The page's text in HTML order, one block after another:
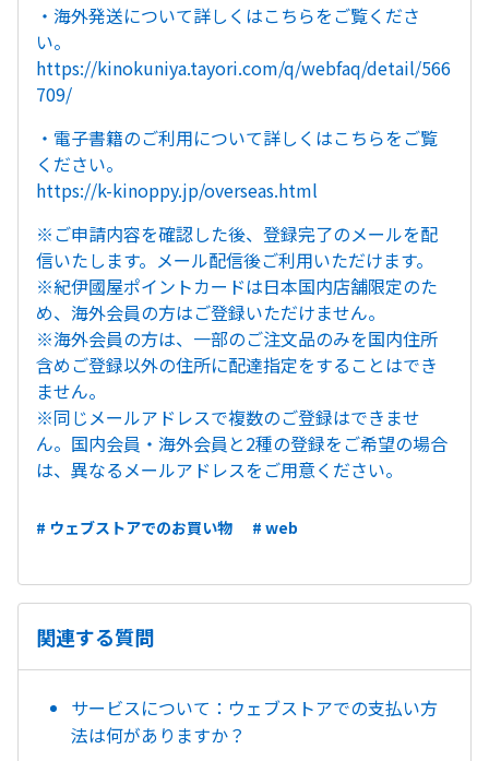
・海外発送について詳しくはこちらをご覧くださ
い。
https://kinokuniya.tayori.com/q/webfaq/detail/566
709/
・電子書籍のご利用について詳しくはこちらをご覧
ください。
https://k-kinoppy.jp/overseas.html
※ご申請内容を確認した後、登録完了のメールを配
信いたします。メール配信後ご利用いただけます。
※紀伊國屋ポイントカードは日本国内店舗限定のた
め、海外会員の方はご登録いただけません。
※海外会員の方は、一部のご注文品のみを国内住所
含めご登録以外の住所に配達指定をすることはでき
ません。
※同じメールアドレスで複数のご登録はできませ
ん。国内会員・海外会員と2種の登録をご希望の場合
は、異なるメールアドレスをご用意ください。
# ウェブストアでのお買い物 # web
関連する質問
サービスについて：ウェブストアでの支払い方
法は何がありますか？